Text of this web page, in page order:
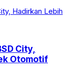
City,
Otomotif